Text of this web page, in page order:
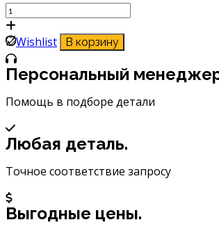
Количество
товара
Щетка
для
очистки
снега
со
Arnezi
50
A0401046
Wishlist В корзину
Персональный
Помощь в подборе детали
Любая деталь.
Точное соответствие запросу
Выгодные цены.